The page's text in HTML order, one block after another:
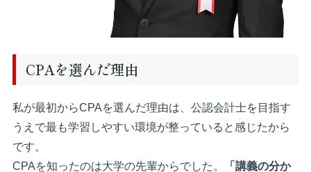
CPAを選んだ理由
私が最初からCPAを選んだ理由は、公認会計士を目指す
うえで最も学習しやすい環境が整っていると感じたから
です。
CPAを知ったのは大学の先輩からでした。
「講義の分か